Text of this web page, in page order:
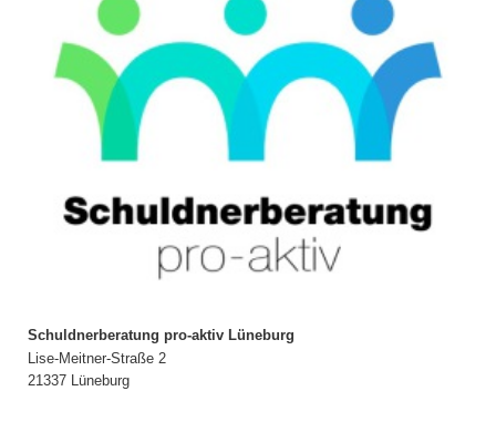
Schuldnerberatung pro-aktiv Lüneburg
Lise-Meitner-Straße 2
21337 Lüneburg